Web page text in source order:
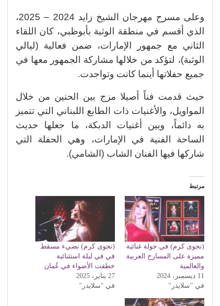
وعلى مسرح مهرجان الشيخ زايد 2024 – 2025،
الذي أقسم في منطقة الوثبة بأبوظبي، كان اللقاء
الثاني مع جمهور الإمارات، ضمن فعالية (ليالي
الوثبة)، لتؤكد من خلالها مشاركة الجمهور معها في
جميع حفلاتها أينما كانت وتواجدت.
حيث قدمت فناً أصيلا مزج بين الحنين من خلال
المواويل، والأغنيات ذات الطابع اللبناني التي تتميز
به دائماً، وبين أغنيات الدبكة، ما جعلها حديث
الساحة الفنية في الإمارات، وهي الحفلة التي
شاركها فيها الفنان الشاب (الشامي).
مرتبط
(نجوى كرم) في جولة غنائية
مميزة على المسارح العربية
والعالمية
11 ديسمبر، 2024
في "سلايدر"
(نجوى كرم) تضيء مسقط
في في ليلة استثنائية
خطفت الأضواء في عُمان
27 يناير، 2025
في "سلايدر"